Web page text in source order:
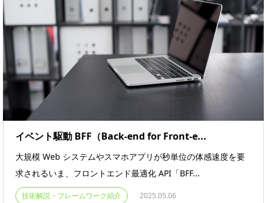
イベント駆動 BFF（Back-end for Front-e...
大規模 Web システムやスマホアプリが秒単位の体感速度を要
求されるいま、フロントエンド最適化 API「BFF...
技術解説・フレームワーク紹介 2025.05.06